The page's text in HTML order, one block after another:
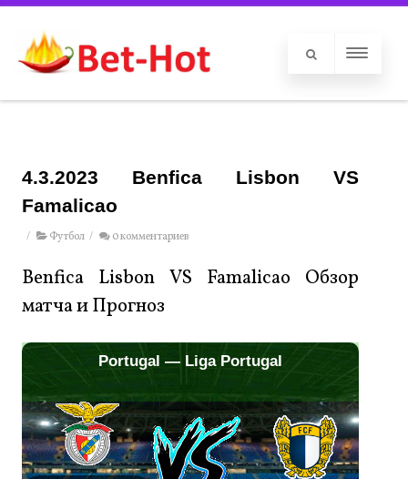
4.3.2023 Benfica Lisbon VS
Famalicao
/ Футбол / 0 комментариев
Benfica Lisbon VS Famalicao Обзор
матча и Прогноз
Portugal — Liga Portugal